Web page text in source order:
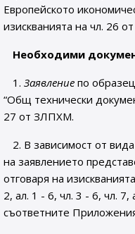
Европейското
изискванията на чл. 26
Необходими
1.Заявление по
“Общ технически
27 от ЗЛПХМ.
2. В зависимост от
на заявлението
отговаря на
2, ал. 1 - 6, чл. 3 - 6, чл. 7,
съответните